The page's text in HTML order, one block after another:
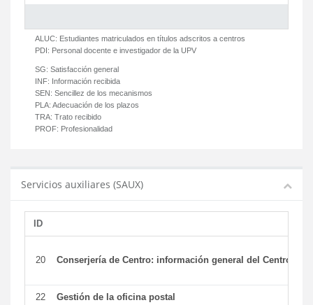
ALUC: Estudiantes matriculados en títulos adscritos a centros
PDI: Personal docente e investigador de la UPV
SG: Satisfacción general
INF: Información recibida
SEN: Sencillez de los mecanismos
PLA: Adecuación de los plazos
TRA: Trato recibido
PROF: Profesionalidad
Servicios auxiliares (SAUX)
ID
20 Conserjería de Centro: información general del Centro y
22 Gestión de la oficina postal